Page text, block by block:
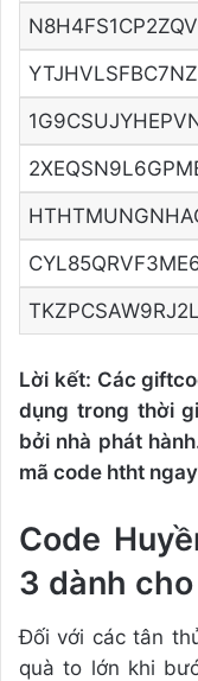
N8H4FS1CP2ZQV
YTJHVLSFBC7NZ
TKZPCSAW9RJ2L
Lời kết: Các
dụng trong thời
bởi nhà phát
mã code htht
Code
3 dành
Đối với các tân
quà to lớn khi